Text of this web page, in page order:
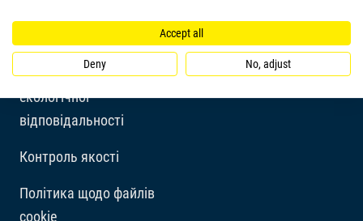
Концепція соціальної та
екологічної
відповідальності
Контроль якості
Політика щодо файлів
cookie
Accept all
Deny No, adjust